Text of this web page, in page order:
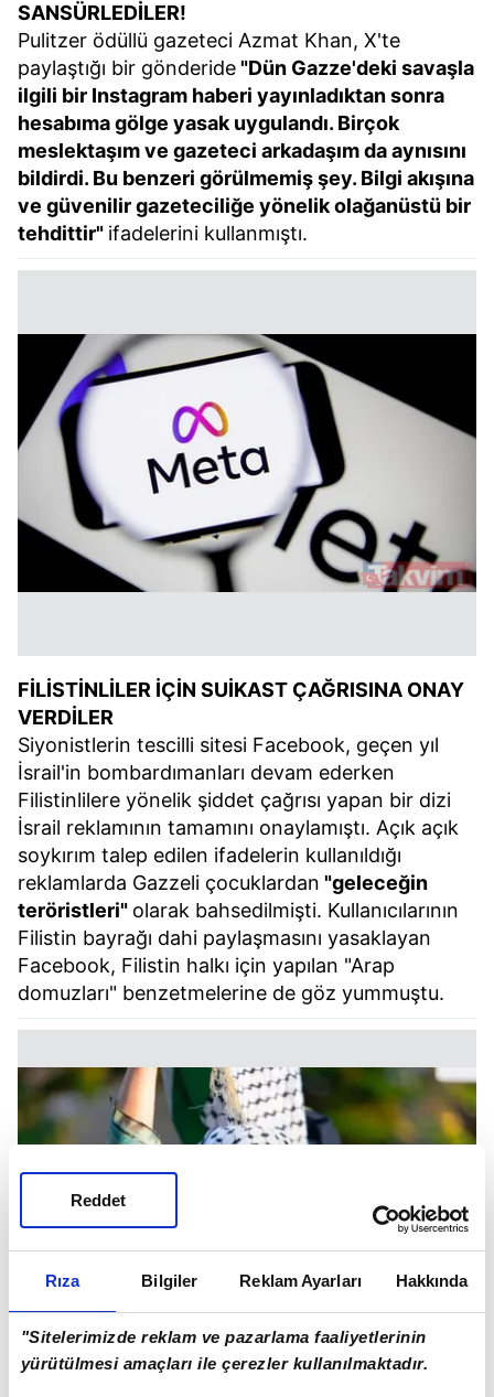
Rıza Bilgiler Reklam Ayarları Hakkında
"Sitelerimizde reklam ve pazarlama faaliyetlerinin
yürütülmesi amaçları ile çerezler kullanılmaktadır.
Reddet
SANSÜRLEDİLER!
Pulitzer ödüllü gazeteci Azmat Khan, X'te
paylaştığı bir gönderide"Dün Gazze'deki savaşla
ilgili bir Instagram haberi yayınladıktan sonra
hesabıma gölge yasak uygulandı. Birçok
meslektaşım ve gazeteci arkadaşım da aynısını
bildirdi. Bu benzeri görülmemiş şey. Bilgi akışına
ve güvenilir gazeteciliğe yönelik olağanüstü bir
tehdittir" ifadelerini kullanmıştı.
FİLİSTİNLİLER İÇİN SUİKAST ÇAĞRISINA ONAY
VERDİLER
Siyonistlerin tescilli sitesi Facebook, geçen yıl
İsrail'in bombardımanları devam ederken
Filistinlilere yönelik şiddet çağrısı yapan bir dizi
İsrail reklamının tamamını onaylamıştı. Açık açık
soykırım talep edilen ifadelerin kullanıldığı
reklamlarda Gazzeli çocuklardan "geleceğin
teröristleri" olarak bahsedilmişti. Kullanıcılarının
Filistin bayrağı dahi paylaşmasını yasaklayan
Facebook, Filistin halkı için yapılan "Arap
domuzları" benzetmelerine de göz yummuştu.